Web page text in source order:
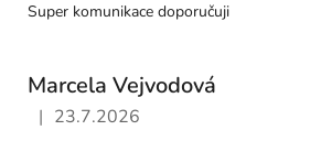
Super komunikace doporučuji
Marcela Vejvodová
Hodnocení obchodu je 5 z 5 hvězdiček.
| 23.7.2026